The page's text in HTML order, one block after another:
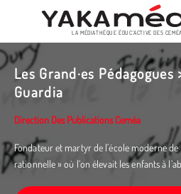
Aller
au
contenu
LA MÉDIATHÈQUE ÉDUC’ACTIVE DES CEMÉA
Les Grand·es
Guardia
Direction Des Publications Ceméa
Fondateur et martyr de l’école moderne
rationnelle » où l’on élevait les enfants à